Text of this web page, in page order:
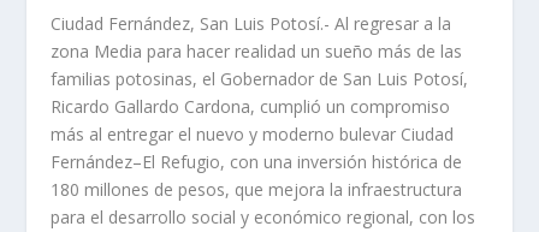
Ciudad Fernández, San Luis Potosí.- Al regresar a la
zona Media para hacer realidad un sueño más de las
familias potosinas, el Gobernador de San Luis Potosí,
Ricardo Gallardo Cardona, cumplió un compromiso
más al entregar el nuevo y moderno bulevar Ciudad
Fernández–El Refugio, con una inversión histórica de
180 millones de pesos, que mejora la infraestructura
para el desarrollo social y económico regional, con los